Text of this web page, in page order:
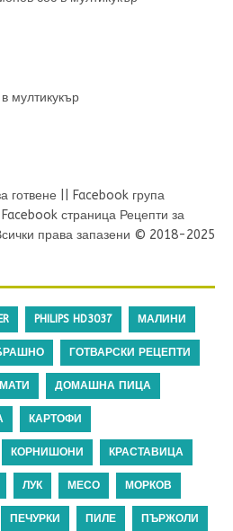
мултикукър
готвене
Facebook група
Facebook страница Рецепти за
права запазени © 2018-2025
PHILIPS HD3037 МАЛИНИ
ГОТВАРСКИ РЕЦЕПТИ
ДОМАШНА ПИЦА
КАРТОФИ
КОРНИШОНИ КРАСТАВИЦА
ЛУК МЕСО МОРКОВ
ПЕЧУРКИ ПИЛЕ ПЪРЖОЛИ